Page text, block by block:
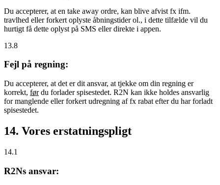
Du accepterer, at en take away ordre, kan blive afvist fx ifm.
travlhed eller forkert oplyste åbningstider ol., i dette tilfælde vil du
hurtigt få dette oplyst på SMS eller direkte i appen.
13.8
Fejl på regning:
Du accepterer, at det er dit ansvar, at tjekke om din regning er
korrekt, førdu forlader spisestedet. R2N kan ikke holdes ansvarlig
for manglende eller forkert udregning af fx rabat efter du har forladt
spisestedet.
14. Vores erstatningspligt
14.1
R2Ns ansvar: